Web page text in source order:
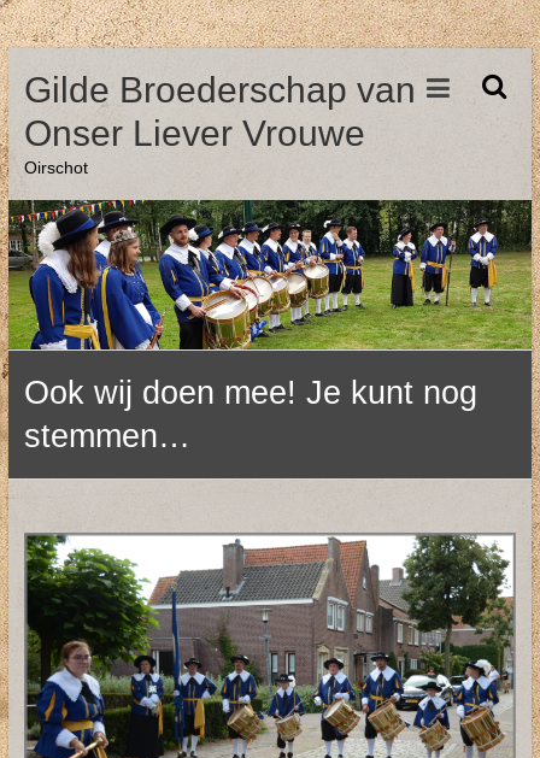
Ga
naar
de
inhoud
Gilde Broederschap van
Onser Liever Vrouwe
Oirschot
Ook wij doen mee! Je kunt nog
stemmen…